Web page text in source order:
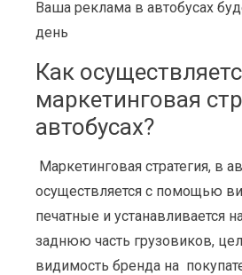
Ваша реклама в автобусах
день
Как
маркетинговая
автобусах?
Маркетинговая стратегия, в
осуществляется с помощью
печатные и устанавливается
заднюю часть грузовиков,
видимость бренда на